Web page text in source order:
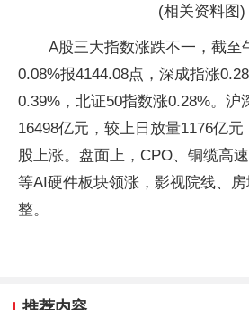
(相关资料图)
A股三大指数涨跌不一，截至
0.08%报4144.08点，深成指涨
0.39%，北证50指数涨0.28%。沪
16498亿元，较上日放量1176亿
股上涨。盘面上，CPO、铜缆高
等AI硬件板块领涨，影视院线、
整。